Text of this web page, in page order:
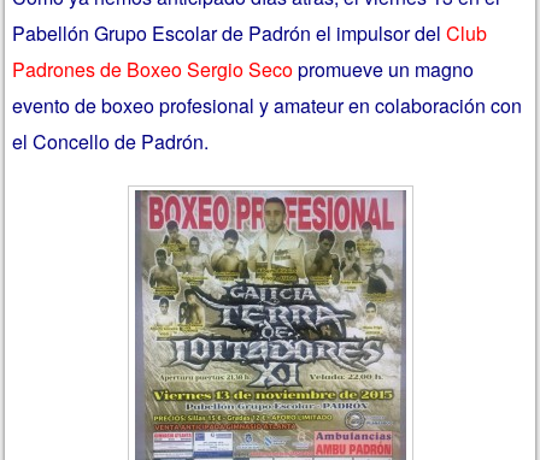
Pabellón Grupo Escolar de Padrón el impulsor delClub
Padrones de Boxeo Sergio Secopromueve un magno
evento de boxeo profesional y amateur en colaboración con
el Concello de Padrón.